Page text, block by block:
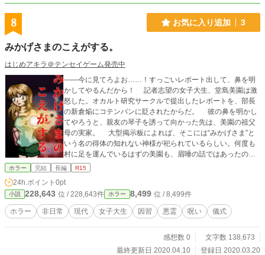
8 お気に入り追加 3
みかげさまのこえがする。
はじめアキラ＠テンセイゲーム発売中
――今に見てろよお……！すっごいレポート出して、鼻を明
かしてやるんだから！ 記者志望の女子大生、堂島美園は激
怒した。オカルト研究サークルで提出したレポートを、部長
の新倉焔にコテンパンに貶されたからだ。 彼の鼻を明かし
てやろうと、親友の琴子を誘って向かった先は、美園の祖父
母の実家。 大型掲示板によれば、そこには“みかげさま”と
いう名の得体の知れない神様が祀られているらしい。何度も
村に足を運んでいるはずの美園も、眉唾の話ではあったのだ
が……。
ホラー 完結 長編 R15
24h.ポイント 0pt
小説 228,643 位 / 228,643件 ホラー 8,499 位 / 8,499件
ホラー 非日常 現代 女子大生 因習 悪霊 呪い 儀式
感想数 0
文字数 138,673
最終更新日 2020.04.10
登録日 2020.03.20